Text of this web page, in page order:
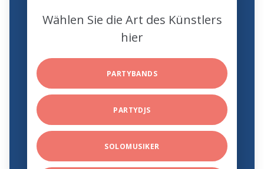
Wählen Sie die Art des Künstlers
hier
PARTYBANDS
PARTYDJS
SOLOMUSIKER